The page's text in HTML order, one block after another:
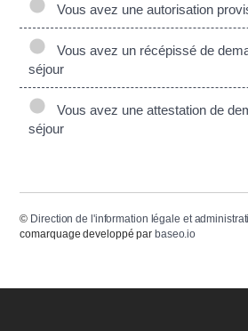
Vous avez une autorisation
Vous avez un récépissé de
séjour
Vous avez une attestation de
séjour
© Direction de l'information légale et
comarquage developpé par baseo.io